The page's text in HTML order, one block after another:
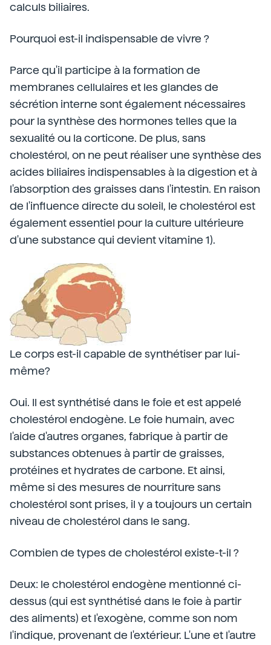
calculs biliaires.
Pourquoi est-il indispensable de vivre ?
Parce qu'il participe à la formation de
membranes cellulaires et les glandes de
sécrétion interne sont également nécessaires
pour la synthèse des hormones telles que la
sexualité ou la corticone. De plus, sans
cholestérol, on ne peut réaliser une synthèse des
acides biliaires indispensables à la digestion et à
l'absorption des graisses dans l'intestin. En raison
de l'influence directe du soleil, le cholestérol est
également essentiel pour la culture ultérieure
d'une substance qui devient vitamine 1).
Le corps est-il capable de synthétiser par lui-
même?
Oui. Il est synthétisé dans le foie et est appelé
cholestérol endogène. Le foie humain, avec
l'aide d'autres organes, fabrique à partir de
substances obtenues à partir de graisses,
protéines et hydrates de carbone. Et ainsi,
même si des mesures de nourriture sans
cholestérol sont prises, il y a toujours un certain
niveau de cholestérol dans le sang.
Combien de types de cholestérol existe-t-il ?
Deux: le cholestérol endogène mentionné ci-
dessus (qui est synthétisé dans le foie à partir
des aliments) et l'exogène, comme son nom
l'indique, provenant de l'extérieur. L'une et l'autre